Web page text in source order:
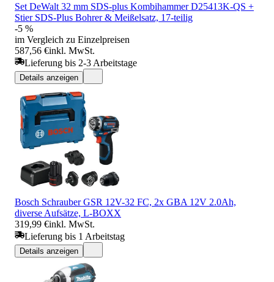
Set DeWalt 32 mm SDS-plus Kombihammer D25413K-QS +
Stier SDS-Plus Bohrer & Meißelsatz, 17-teilig
-5 %
im Vergleich zu Einzelpreisen
587,56 €inkl. MwSt.
Lieferung bis 2-3 Arbeitstage
Details anzeigen
Bosch Schrauber GSR 12V-32 FC, 2x GBA 12V 2.0Ah,
diverse Aufsätze, L-BOXX
319,99 €inkl. MwSt.
Lieferung bis 1 Arbeitstag
Details anzeigen